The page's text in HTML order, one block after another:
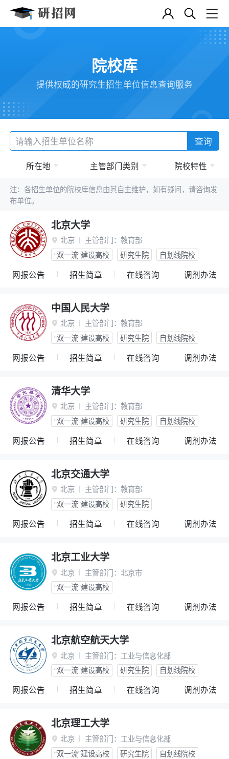
院校库
提供权威的研究生招生单位信息查询服务
查询
所在地 主管部门类别 院校特性
注：各招生单位的院校库信息由其自主维护，如有疑问，请咨询发
布单位。
北京大学
 北京 主管部门： 教育部
“双一流”建设高校
研究生院 自划线院校
网报公告 招生简章 在线咨询 调剂办法
中国人民大学
 北京 主管部门： 教育部
“双一流”建设高校
研究生院 自划线院校
网报公告 招生简章 在线咨询 调剂办法
清华大学
 北京 主管部门： 教育部
“双一流”建设高校
研究生院 自划线院校
网报公告 招生简章 在线咨询 调剂办法
北京交通大学
 北京 主管部门： 教育部
“双一流”建设高校
研究生院
网报公告 招生简章 在线咨询 调剂办法
北京工业大学
 北京 主管部门： 北京市
“双一流”建设高校
网报公告 招生简章 在线咨询 调剂办法
北京航空航天大学
 北京 主管部门： 工业与信息化部
“双一流”建设高校
研究生院 自划线院校
网报公告 招生简章 在线咨询 调剂办法
北京理工大学
 北京 主管部门： 工业与信息化部
“双一流”建设高校
研究生院 自划线院校